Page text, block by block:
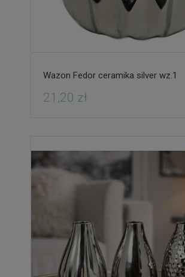
Wazon Fedor ceramika silver wz.1
21,20 zł